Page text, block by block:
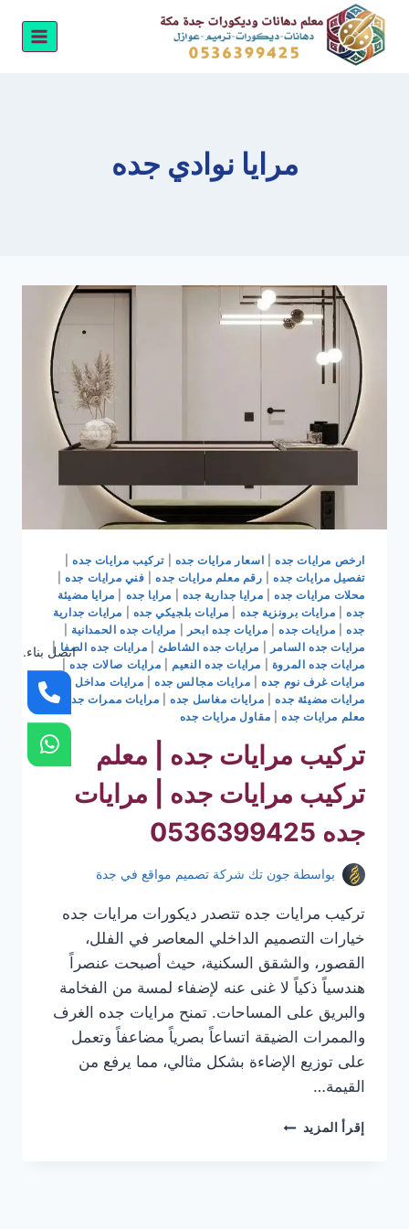
التجاوز
المحتوى
مرايا نوادي جده
ارخص مرايات جده| اسعار مرايات جده |تركيب مرايات جده|
تفصيل مرايات جده| رقم معلم مرايات جده| فني مرايات جده|
محلات مرايات جده| مرايا جدارية جده مرايا جده
مرايا مضيئة
جده| مرايات برونزية جده مرايات بلجيكي جده
مرايات جدارية
جده| مرايات جده| مرايات جده ابحر مرايات جده الحمدانية
مرايات جده السامر
مرايات جده الشاطئ مرايات جده الصفا |
مرايات جده المروة
مرايات جده النعيم مرايات صالات جده|
مرايات غرف نوم جده| مرايات مجالس جده مرايات مداخل جده
|
مرايات مضيئة جده| مرايات مغاسل جده| مرايات ممرات جده
|
معلم مرايات جده| مقاول مرايات جده
تركيب مرايات جده | معلم
تركيب مرايات جده | مرايات
جده 0536399425
بواسطة جون تك شركة تصميم مواقع في جدة
تركيب مرايات جده تتصدر ديكورات مرايات جده
خيارات التصميم الداخلي المعاصر في الفلل،
القصور، والشقق السكنية، حيث أصبحت عنصراً
هندسياً ذكياً لا غنى عنه لإضفاء لمسة من الفخامة
والبريق على المساحات. تمنح مرايات جده الغرف
والممرات الضيقة اتساعاً بصرياً مضاعفاً وتعمل
على توزيع الإضاءة بشكل مثالي، مما يرفع من
القيمة…
إقرأ المزيد تركيب
اتصل بناء.